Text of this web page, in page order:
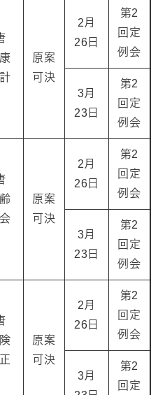
原案
可決
2月
26日
第2
回定
例会
3月
23日
第2
回定
例会
原案
可決
2月
26日
第2
回定
例会
3月
23日
第2
回定
例会
原案
可決
2月
26日
第2
回定
例会
3月
第2
回定